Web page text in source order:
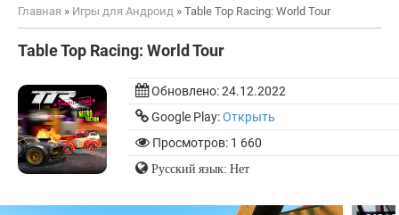
к
Главная » Игры для Андроид » Table Top Racing: World Tour
Table Top Racing: World Tour
Обновлено:24.12.2022
Google Play:Открыть
Просмотров: 1 660
Русский язык: Нет